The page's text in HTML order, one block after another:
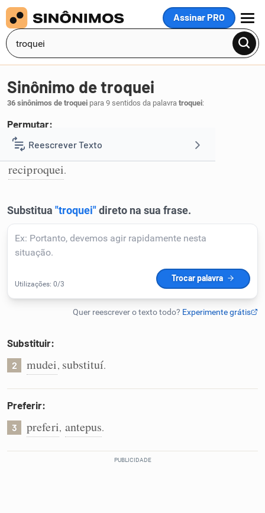
Assinar PRO
MENU
Reescrever Texto
Resumir Texto
Corrigir Texto
Detector de IA
Humanizador de IA
Cata-letras
Conexões
Caça-palavras
Sinônimo de troquei
36 sinônimos de troquei para 9 sentidos da palavra troquei:
Permutar:
1 mutuei,permutei barganhei
reciproquei.
Substituir:
2 mudei, substituí.
Preferir:
3 preferi, antepus.